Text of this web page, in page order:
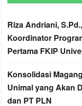
Riza Andriani,
Koordinator
Pertama FKIP
Konsolidasi
Unimal yang Akan
dan PT PLN